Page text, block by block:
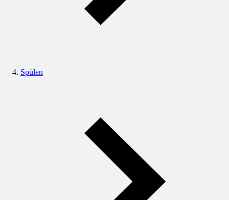
Spülen